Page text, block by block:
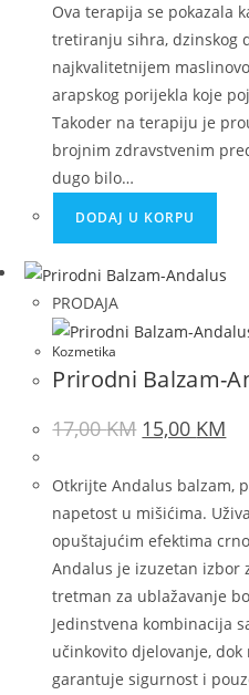
Ova terapija se pokazala
tretiranju sihra, dzinskog
najkvalitetnijem
arapskog porijekla koje
Takoder na terapiju je
brojnim zdravstvenim
dugo bilo…
DODAJ U KORPU
PRODAJA
Kozmetika
Prirodni Balzam-
17,00KM 15,00 KM
Otkrijte Andalus balzam,
napetost u mišićima.
opuštajućim efektima
Andalus je izuzetan izbor
tretman za ublažavanje
Jedinstvena kombinacija
učinkovito djelovanje,
garantuje sigurnost i